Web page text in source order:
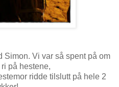
Simon. Vi var så spent på om
på hestene,
ridde tilslutt på hele 2